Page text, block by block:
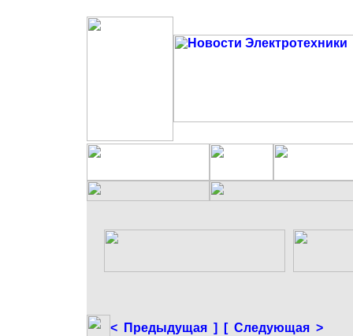
< Предыдущая ] [ Следующая >